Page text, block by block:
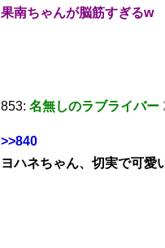
果南ちゃんが脳筋すぎるw
853: 名無しのラブライバー
>>840
ヨハネちゃん、切実で可愛